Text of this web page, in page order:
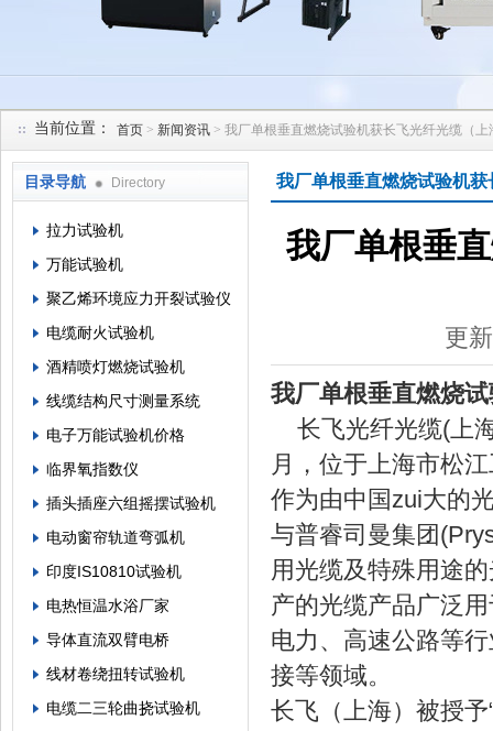
当前位置： 首页 > 新闻资讯 > 我厂单根垂直燃烧试验机获长飞光纤光缆（上
目录导航 Directory
拉力试验机
万能试验机
聚乙烯环境应力开裂试验仪
电缆耐火试验机
酒精喷灯燃烧试验机
线缆结构尺寸测量系统
电子万能试验机价格
临界氧指数仪
插头插座六组摇摆试验机
电动窗帘轨道弯弧机
印度IS10810试验机
电热恒温水浴厂家
导体直流双臂电桥
线材卷绕扭转试验机
电缆二三轮曲挠试验机
我厂单根垂直燃烧试验机
我厂单根垂
更
我厂单根垂直燃烧
长飞光纤光缆(上
月，位于上海市松
作为由中国zui大的
与普睿司曼集团
用光缆及特殊用途
产的光缆产品广泛
电力、高速公路等
接等领域。
长飞（上海）被授予